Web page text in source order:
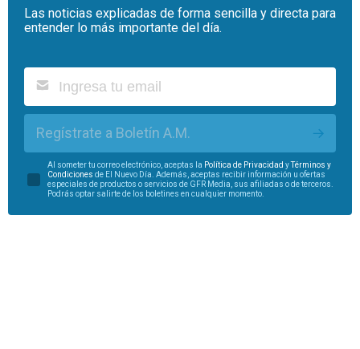
Las noticias explicadas de forma sencilla y directa para
entender lo más importante del día.
Regístrate a Boletín A.M.
Al someter tu correo electrónico, aceptas la Política de Privacidad yTérminos y
Condiciones de El Nuevo Día. Además, aceptas recibir información u ofertas
especiales de productos o servicios de GFR Media, sus afiliadas o de terceros.
Podrás optar salirte de los boletines en cualquier momento.